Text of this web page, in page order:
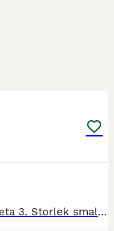
Bra och smidig säkerhetsväst. Klass Beta 3. Storlek small chest 86-94cm. Passar vuxen.